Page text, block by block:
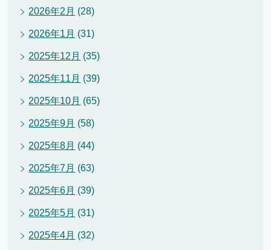
2026年2月 (28)
2026年1月 (31)
2025年12月 (35)
2025年11月 (39)
2025年10月 (65)
2025年9月 (58)
2025年8月 (44)
2025年7月 (63)
2025年6月 (39)
2025年5月 (31)
2025年4月 (32)